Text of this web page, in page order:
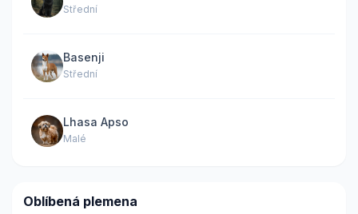
Střední
Basenji
Střední
Lhasa Apso
Malé
Oblíbená plemena